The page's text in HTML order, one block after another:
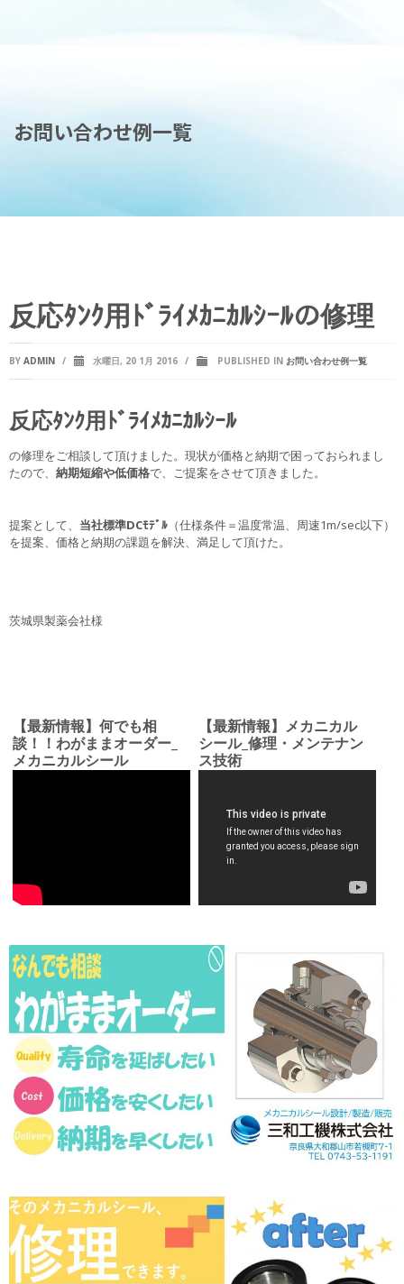
お問い合わせ例一覧
反応ﾀﾝｸ用ﾄﾞﾗｲﾒｶﾆｶﾙｼｰﾙの修理
BY ADMIN / 水曜日, 20 1月 2016 / PUBLISHED IN お問い合わせ例一覧
反応ﾀﾝｸ用ﾄﾞﾗｲﾒｶﾆｶﾙｼｰﾙ
の修理をご相談して頂けました。現状が価格と納期で困っておられまし
たので、 納期短縮や低価格で、ご提案をさせて頂きました。
提案として、 当社標準DCﾓﾃﾞﾙ （仕様条件＝温度常温、周速1m/sec以下）
を提案、価格と納期の課題を解決、満足して頂けた。
茨城県製薬会社様
【最新情報】何でも相
談！！わがままオーダー_
メカニカルシール
【最新情報】メカニカル
シール_修理・メンテナン
ス技術